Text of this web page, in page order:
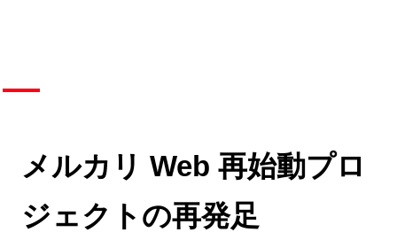
メルカリ Web 再始動プロ
ジェクトの再発足